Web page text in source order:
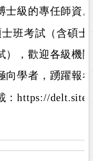
士級的專任師資。
班考試（含碩
），歡迎各級機
向學者，踴躍報
：https://